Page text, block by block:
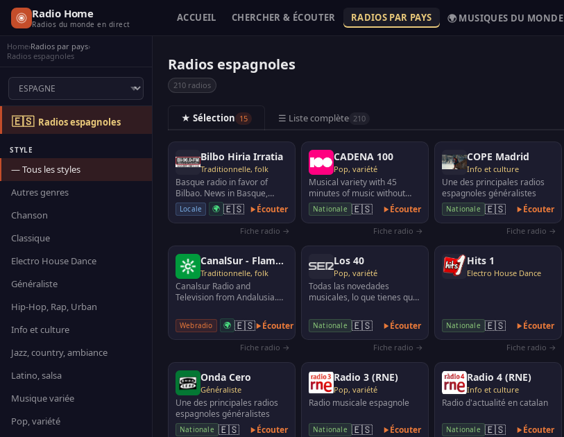
Radio Home
Radios du monde en direct
ACCUEIL CHERCHER & ÉCOUTER RADIOS PAR PAYS 🌍 MUSIQUES DU MONDE
Home›Radios par pays›
Radios espagnoles
🇪🇸 Radios espagnoles
STYLE
— Tous les styles
Autres genres
Chanson
Classique
Electro House Dance
Généraliste
Hip-Hop, Rap, Urban
Info et culture
Jazz, country, ambiance
Latino, salsa
Musique variée
Pop, variété
Radios espagnoles
210 radios
★ Sélection 15 ☰ Liste complète 210
Bilbo Hiria Irratia
Traditionnelle, folk
Basque radio in favor of
Bilbao. News in Basque,
culture, music, verses ...
Ibaizabal magazine.
Locale 🌍 🇪🇸 Écouter
Fiche radio →
CADENA 100
Pop, variété
Musical variety with 45
minutes of music without
interruption. Cadena 100 is a
Spanish radio stat…
Nationale 🇪🇸 Écouter
Fiche radio →
COPE Madrid
Info et culture
Une des principales radios
espagnoles généralistes
Nationale 🇪🇸 Écouter
Fiche radio →
CanalSur - Flamenco Radio
Traditionnelle, folk
Canalsur Radio and
Television from Andalusia.
Webradio 🌍 🇪🇸 Écouter
Fiche radio →
Los 40
Pop, variété
Todas las novedades
musicales, lo que tienes que
favoritos, los vídeos má…
Nationale 🇪🇸 Écouter
Fiche radio →
Hits 1
Electro House Dance
Nationale 🇪🇸 Écouter
Fiche radio →
Onda Cero
Généraliste
Une des principales radios
espagnoles généralistes
Nationale 🇪🇸 Écouter
Radio 3 (RNE)
Pop, variété
Radio musicale espagnole
Nationale 🇪🇸 Écouter
Radio 4 (RNE)
Info et culture
Radio d'actualité en catalan
Nationale 🇪🇸 Écouter